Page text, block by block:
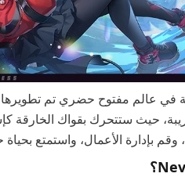
حيث ستتحرك بقواك الخارقة
بإدارة الأعمال، واستمتع